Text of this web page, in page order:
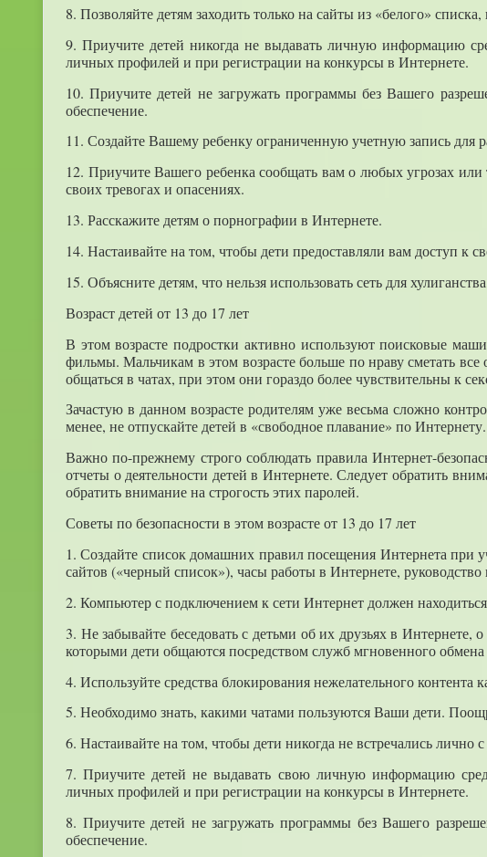
8. Позволяйте детям заходить только на сайты из «белого»
9. Приучите детей никогда не выдавать личную информацию
личных профилей и при регистрации на конкурсы в Интернете.
10. Приучите детей не загружать программы без Вашего
обеспечение.
11. Создайте Вашему ребенку ограниченную учетную запись для
12. Приучите Вашего ребенка сообщать вам о любых угрозах
своих тревогах и опасениях.
13. Расскажите детям о порнографии в Интернете.
14. Настаивайте на том, чтобы дети предоставляли вам доступ к
15. Объясните детям, что нельзя использовать сеть для
Возраст детей от 13 до 17 лет
В этом возрасте подростки активно используют поисковые
фильмы. Мальчикам в этом возрасте больше по нраву сметать
общаться в чатах, при этом они гораздо более чувствительны к
Зачастую в данном возрасте родителям уже весьма сложно
менее, не отпускайте детей в «свободное плавание» по
Важно по-прежнему строго соблюдать правила Интернет-
отчеты о деятельности детей в Интернете. Следует обратить
обратить внимание на строгость этих паролей.
Советы по безопасности в этом возрасте от 13 до 17 лет
1. Создайте список домашних правил посещения Интернета при
сайтов («черный список»), часы работы в Интернете,
2. Компьютер с подключением к сети Интернет должен
3. Не забывайте беседовать с детьми об их друзьях в
которыми дети общаются посредством служб мгновенного
4. Используйте средства блокирования нежелательного
5. Необходимо знать, какими чатами пользуются Ваши дети.
6. Настаивайте на том, чтобы дети никогда не встречались лично
7. Приучите детей не выдавать свою личную информацию
личных профилей и при регистрации на конкурсы в Интернете.
8. Приучите детей не загружать программы без Вашего
обеспечение.